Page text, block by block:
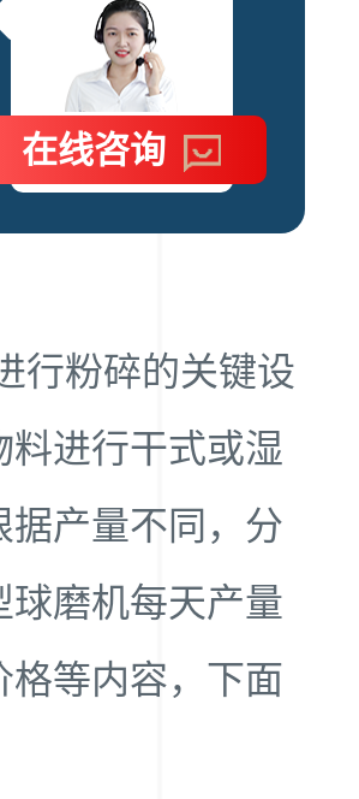
在线咨询
行粉碎的关键设
进行干式或湿
产量不同，分
球磨机每天产量
格等内容，下面